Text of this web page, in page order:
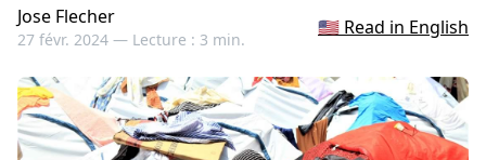
Jose Flecher
27 févr. 2024 — Lecture : 3 min.
🇺🇸 Read in English